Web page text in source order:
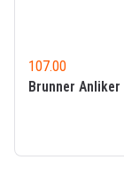
107.00
Brunner Anliker